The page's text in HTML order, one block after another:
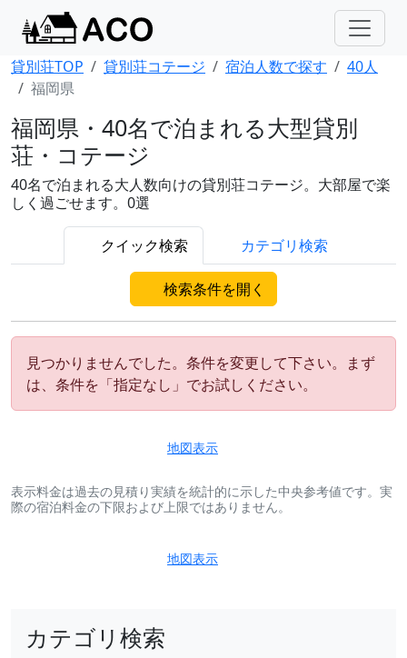
貸別荘TOP 貸別荘コテージ 宿泊人数で探す
40人
福岡県
福岡県・40名で泊まれる大型貸別
荘・コテージ
40名で泊まれる大人数向けの貸別荘コテージ。大部屋で楽
しく過ごせます。0選
クイック検索 カテゴリ検索
検索条件を開く
見つかりませんでした。条件を変更して下さい。まず
は、条件を「指定なし」でお試しください。
地図表示
表示料金は過去の見積り実績を統計的に示した中央参考値です。実
際の宿泊料金の下限および上限ではありません。
地図表示
カテゴリ検索